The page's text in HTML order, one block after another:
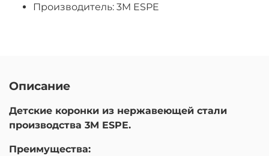
Производитель: 3M ESPE
Описание
Детские коронки из нержавеющей стали
производства 3M ESPE.
Преимущества: